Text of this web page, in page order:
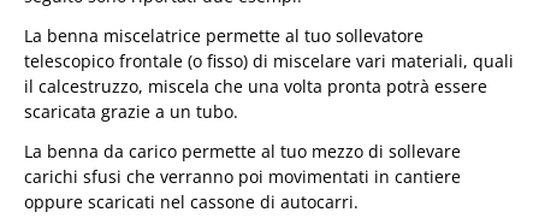
La benna miscelatrice permette al tuo sollevatore
telescopico frontale (o fisso) di miscelare vari materiali, quali
il calcestruzzo, miscela che una volta pronta potrà essere
scaricata grazie a un tubo.
La benna da carico permette al tuo mezzo di sollevare
carichi sfusi che verranno poi movimentati in cantiere
oppure scaricati nel cassone di autocarri.